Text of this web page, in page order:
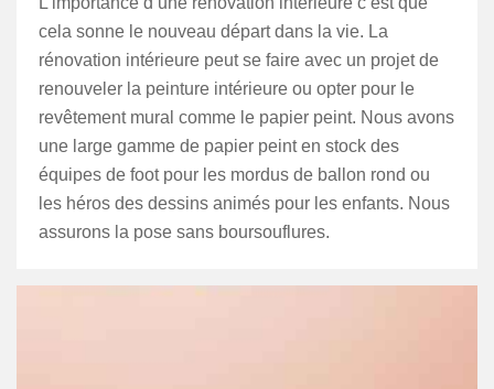
cela sonne le nouveau départ dans la vie. La
rénovation intérieure peut se faire avec un projet de
renouveler la peinture intérieure ou opter pour le
revêtement mural comme le papier peint. Nous avons
une large gamme de papier peint en stock des
équipes de foot pour les mordus de ballon rond ou
les héros des dessins animés pour les enfants. Nous
assurons la pose sans boursouflures.